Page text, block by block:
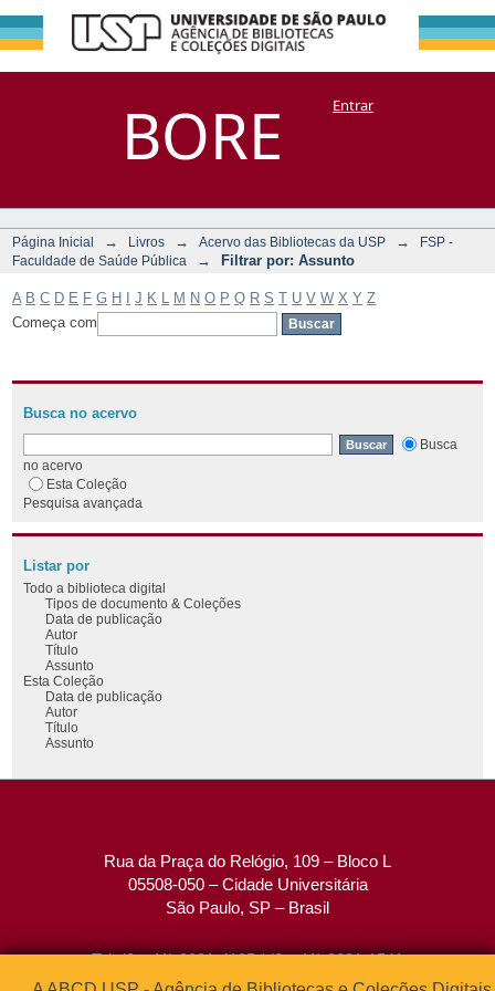
BORE
Filtrar por:
Assunto
DSpace/Manakin + CoriscoEntrar
Página Inicial → Livros → Acervo das Bibliotecas da USP →
FSP -
Faculdade de Saúde Pública
→ Filtrar por: Assunto
A B C D E F G H J K M N O P Q R S T U V W X Y Z
Começa com
Busca no acervo
Busca
no acervo
Esta Coleção
Pesquisa avançada
Listar por
Todo a biblioteca digital
Tipos de documento & Coleções
Data de publicação
Autor
Título
Assunto
Esta Coleção
Data de publicação
Autor
Título
Assunto
Rua da Praça do Relógio, 109 – Bloco L
05508-050 – Cidade Universitária
São Paulo, SP – Brasil
Tel: (0xx11) 3091-4195 / (0xx11) 3091-1541
Fax: (0xx11) 3091-1567